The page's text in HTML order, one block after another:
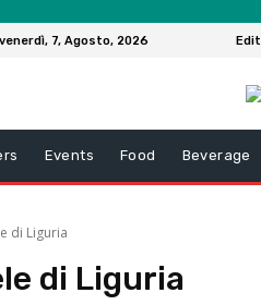
venerdì, 7, Agosto, 2026
Events Food Beverage
di Liguria
di Liguria